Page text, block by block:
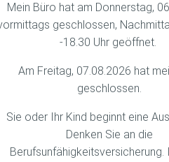
und dann nach einem
Kürzlich erhielten
Insolvenzverwalter Dr.
Prozent der
PIM-Gold-Drahtzieher
wollten. Tatsächlich
Mein Büro hat am Donnerstag,
geschlossen,
-18.30 Uhr geöffnet.
Am Freitag, 07.08.2026 hat
geschlossen.
Sie oder Ihr Kind beginnt eine
Denken Sie an die
Berufsunfähigkeitsversicherung.